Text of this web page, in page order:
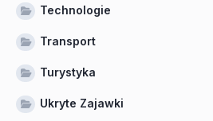
Technologie
Transport
Turystyka
Ukryte Zajawki